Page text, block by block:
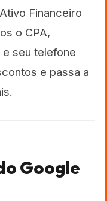
Financeiro
o CPA,
seu telefone
e passa a
Google